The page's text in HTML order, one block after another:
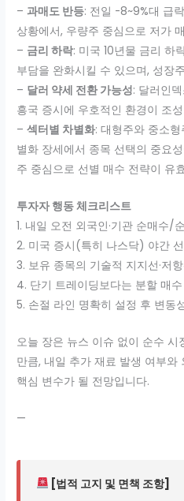
–과매도 반등: 전일 -8~9%대 급
상황에서, 우량주 중심으로 저가
– 금리 하락: 미국 10년물 금리 하
부담을 완화시킬 수 있으며, 성장
– 달러 약세 전환 가능성: 달러인
흥국 증시에 우호적인 환경이 조
–섹터별 차별화: 대형주와 중소
별화 장세에서 종목 선택의 중요
주 중심으로 선별 매수 전략이 유
투자자 행동 체크리스트
1. 내일 오전 외국인·기관 순매수/
2. 미국 증시(특히 나스닥) 야간
3. 보유 종목의 기술적 지지선·저
4. 단기 트레이딩보다는 분할 매
5. 손절 라인 명확히 설정 후 변동
오늘 장은 뉴스 이슈 없이 순수 시
만큼, 내일 추가 재료 발생 여부
핵심 변수가 될 전망입니다.
—
[법적 고지 및 면책 조항]